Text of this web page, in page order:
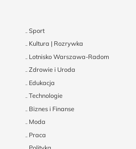
Sport
Kultura | Rozrywka
Lotnisko Warszawa-Radom
Zdrowie i Uroda
Edukacja
Technologie
Biznes i Finanse
Moda
Praca